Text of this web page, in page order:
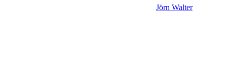
Jörn Walter